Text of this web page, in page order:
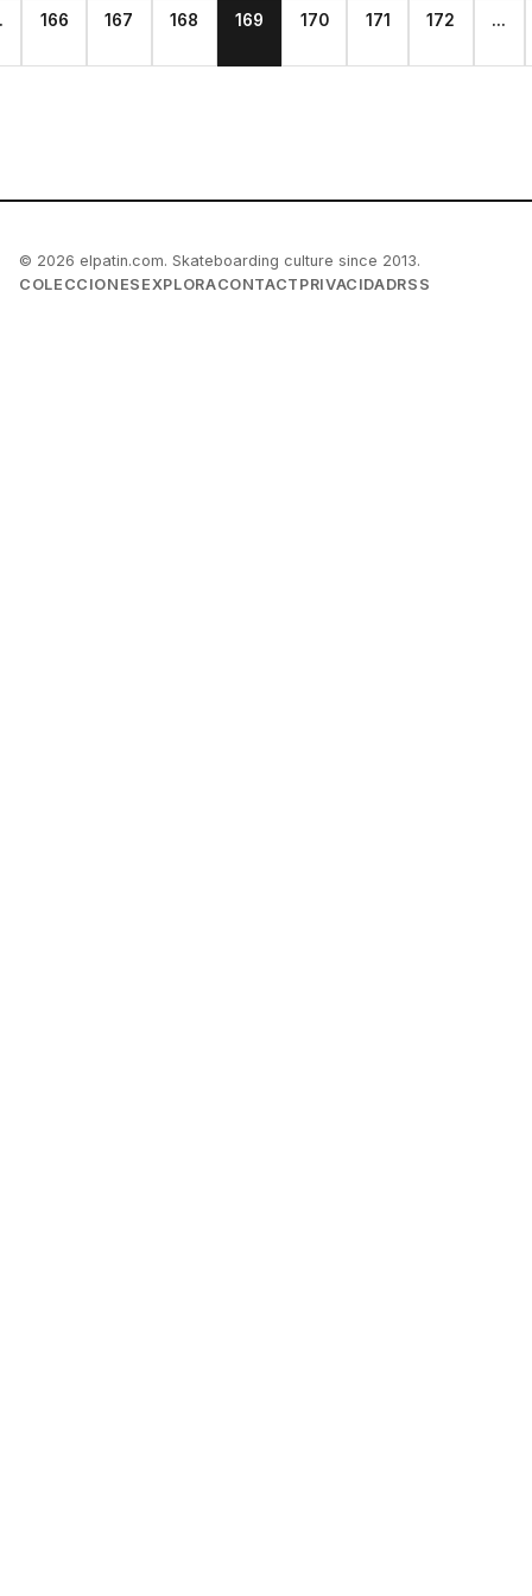
166 167 168 169 170 171 172 ...
© 2026 elpatin.com. Skateboarding culture since 2013.
COLECCIONES EXPLORACONTACT PRIVACIDADRSS